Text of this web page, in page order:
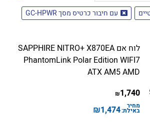
עם חיבור כרטיס מסך GC-HPWR
לוח אם SAPPHIRE NITRO+ X870EA
PhantomLink Polar Edition WIFI7
ATX AM5 AMD
1,740
₪
מחיר
באילת:1,474
₪